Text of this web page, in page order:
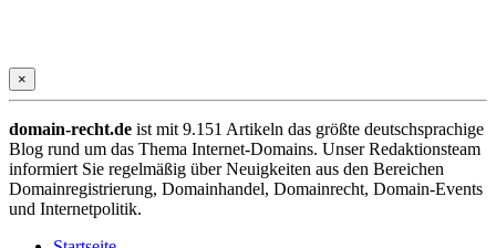
×
domain-recht.de ist mit 9.151 Artikeln das größte deutschsprachige
Blog rund um das Thema Internet-Domains. Unser Redaktionsteam
informiert Sie regelmäßig über Neuigkeiten aus den Bereichen
Domainregistrierung, Domainhandel, Domainrecht, Domain-Events
und Internetpolitik.